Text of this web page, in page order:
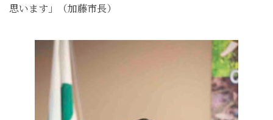
思います」（加藤市長）